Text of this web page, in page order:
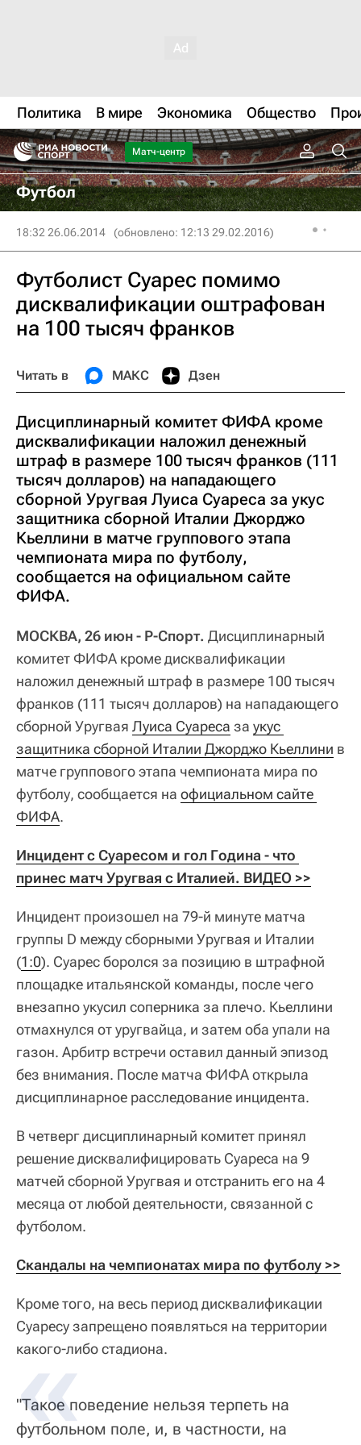
Политика В мире Экономика Общество
Матч-центр
Футбол
18:32 26.06.2014 (обновлено: 12:13 29.02.2016)
Футболист Суарес помимо
дисквалификации оштрафован
на 100 тысяч франков
Читать в МАКС Дзен
Дисциплинарный комитет ФИФА кроме
дисквалификации наложил денежный
штраф в размере 100 тысяч франков (111
тысяч долларов) на нападающего
сборной Уругвая Луиса Суареса за укус
защитника сборной Италии Джорджо
Кьеллини в матче группового этапа
чемпионата мира по футболу,
сообщается на официальном сайте
ФИФА.
МОСКВА, 26 июн - Р-Спорт. Дисциплинарный
комитет ФИФА кроме дисквалификации
наложил денежный штраф в размере 100 тысяч
франков (111 тысяч долларов) на нападающего
сборной Уругвая Луиса Суареса за укус
защитника сборной Италии Джорджо Кьеллини в
матче группового этапа чемпионата мира по
футболу, сообщается на официальном сайте
ФИФА.
Инцидент с Суаресом и гол Година - что
принес матч Уругвая с Италией. ВИДЕО >>
Инцидент произошел на 79-й минуте матча
группы D между сборными Уругвая и Италии
(1:0). Суарес боролся за позицию в штрафной
площадке итальянской команды, после чего
внезапно укусил соперника за плечо. Кьеллини
отмахнулся от уругвайца, и затем оба упали на
газон. Арбитр встречи оставил данный эпизод
без внимания. После матча ФИФА открыла
дисциплинарное расследование инцидента.
В четверг дисциплинарный комитет принял
решение дисквалифицировать Суареса на 9
матчей сборной Уругвая и отстранить его на 4
месяца от любой деятельности, связанной с
футболом.
Скандалы на чемпионатах мира по футболу >>
Кроме того, на весь период дисквалификации
Суаресу запрещено появляться на территории
какого-либо стадиона.
"Такое поведение нельзя терпеть на
футбольном поле, и, в частности, на